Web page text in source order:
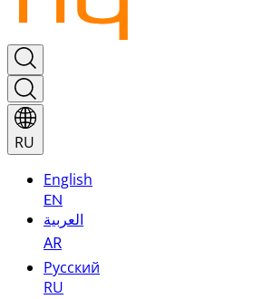
RU
English
EN
العربية
AR
Русский
RU